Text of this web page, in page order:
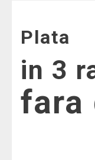
Plata
in 3
fara